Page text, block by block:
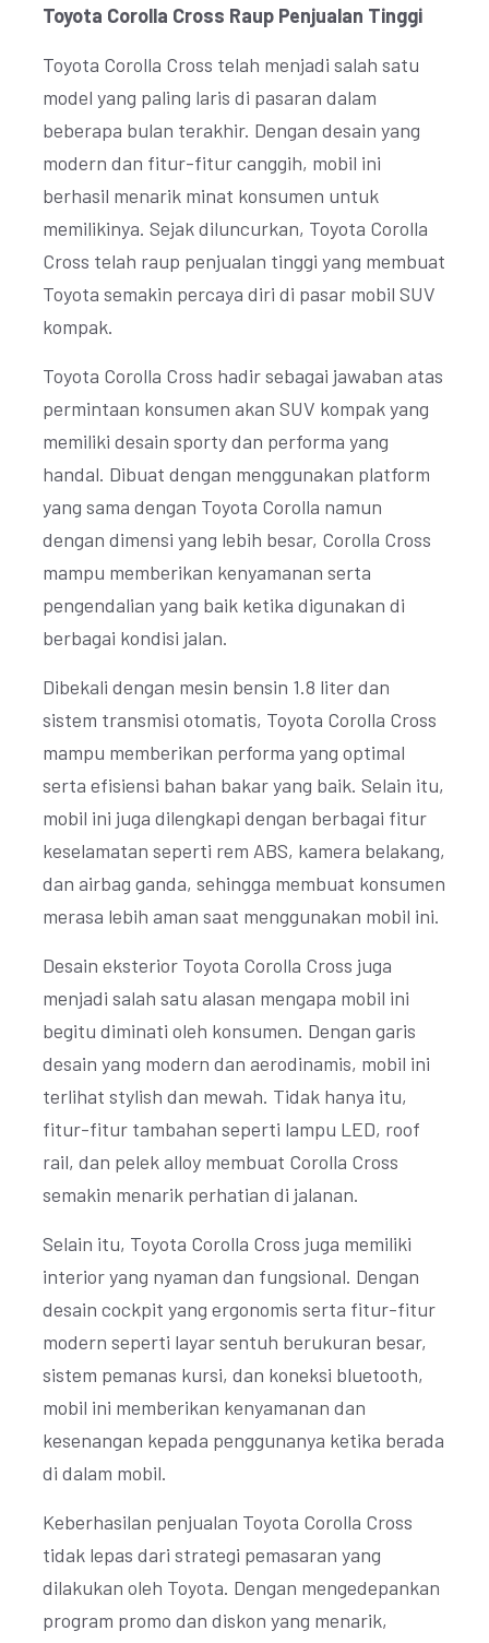
Toyota Corolla Cross Raup Penjualan Tinggi
Toyota Corolla Cross telah menjadi salah satu
model yang paling laris di pasaran dalam
beberapa bulan terakhir. Dengan desain yang
modern dan fitur-fitur canggih, mobil ini
berhasil menarik minat konsumen untuk
memilikinya. Sejak diluncurkan, Toyota Corolla
Cross telah raup penjualan tinggi yang membuat
Toyota semakin percaya diri di pasar mobil SUV
kompak.
Toyota Corolla Cross hadir sebagai jawaban atas
permintaan konsumen akan SUV kompak yang
memiliki desain sporty dan performa yang
handal. Dibuat dengan menggunakan platform
yang sama dengan Toyota Corolla namun
dengan dimensi yang lebih besar, Corolla Cross
mampu memberikan kenyamanan serta
pengendalian yang baik ketika digunakan di
berbagai kondisi jalan.
Dibekali dengan mesin bensin 1.8 liter dan
sistem transmisi otomatis, Toyota Corolla Cross
mampu memberikan performa yang optimal
serta efisiensi bahan bakar yang baik. Selain itu,
mobil ini juga dilengkapi dengan berbagai fitur
keselamatan seperti rem ABS, kamera belakang,
dan airbag ganda, sehingga membuat konsumen
merasa lebih aman saat menggunakan mobil ini.
Desain eksterior Toyota Corolla Cross juga
menjadi salah satu alasan mengapa mobil ini
begitu diminati oleh konsumen. Dengan garis
desain yang modern dan aerodinamis, mobil ini
terlihat stylish dan mewah. Tidak hanya itu,
fitur-fitur tambahan seperti lampu LED, roof
rail, dan pelek alloy membuat Corolla Cross
semakin menarik perhatian di jalanan.
Selain itu, Toyota Corolla Cross juga memiliki
interior yang nyaman dan fungsional. Dengan
desain cockpit yang ergonomis serta fitur-fitur
modern seperti layar sentuh berukuran besar,
sistem pemanas kursi, dan koneksi bluetooth,
mobil ini memberikan kenyamanan dan
kesenangan kepada penggunanya ketika berada
di dalam mobil.
Keberhasilan penjualan Toyota Corolla Cross
tidak lepas dari strategi pemasaran yang
dilakukan oleh Toyota. Dengan mengedepankan
program promo dan diskon yang menarik,